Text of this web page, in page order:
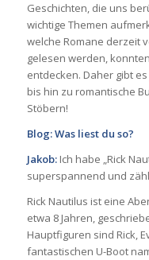
Geschichten, die uns
wichtige Themen
welche Romane derzeit
gelesen werden,
entdecken. Daher gibt
bis hin zu romantische
Stöbern!
Blog: Was liest du so?
Jakob:Ich habe „Rick
superspannend und
Rick Nautilus ist eine
etwa 8 Jahren,
Hauptfiguren sind Rick,
fantastischen U-Boot